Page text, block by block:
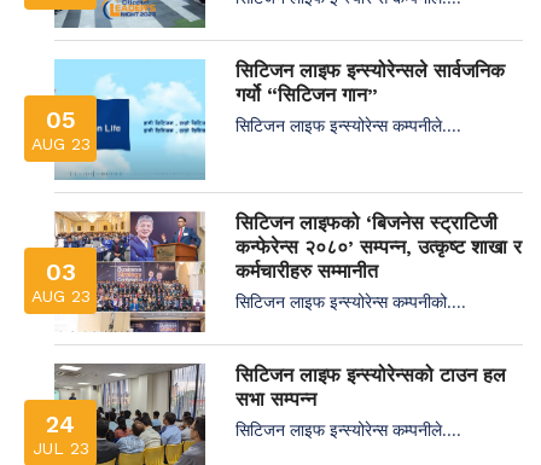
05
AUG 23
सिटिजन लाइफ इन्स्योरेन्सले सार्वजनिक
गर्यो “सिटिजन गान”
सिटिजन लाइफ इन्स्योरेन्स कम्पनीले....
03
AUG 23
सिटिजन लाइफको ‘बिजनेस स्ट्राटिजी
कन्फेरेन्स २०८०’ सम्पन्न, उत्कृष्ट शाखा र
कर्मचारीहरु सम्मानीत
सिटिजन लाइफ इन्स्योरेन्स कम्पनीको....
24
JUL 23
सिटिजन लाइफ इन्स्योरेन्सको टाउन हल
सभा सम्पन्न
सिटिजन लाइफ इन्स्योरेन्स कम्पनीले....